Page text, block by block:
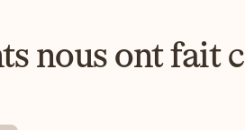
nous ont fait